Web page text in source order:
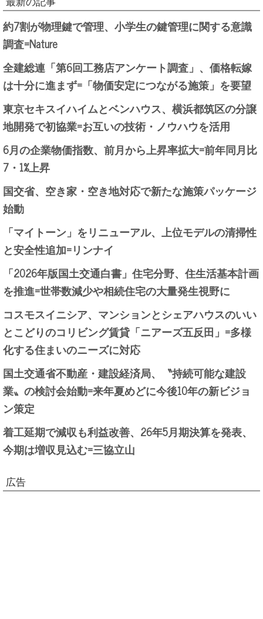
約7割が物理鍵で管理、小学生の鍵管理に関する意識
調査=Nature
全建総連「第6回工務店アンケート調査」、価格転嫁
は十分に進まず=「物価安定につながる施策」を要望
東京セキスイハイムとベンハウス、横浜都筑区の分譲
地開発で初協業=お互いの技術・ノウハウを活用
6月の企業物価指数、前月から上昇率拡大=前年同月比
7・1%上昇
国交省、空き家・空き地対応で新たな施策パッケージ
始動
「マイトーン」をリニューアル、上位モデルの清掃性
と安全性追加=リンナイ
「2026年版国土交通白書」住宅分野、住生活基本計画
を推進=世帯数減少や相続住宅の大量発生視野に
コスモスイニシア、マンションとシェアハウスのいい
とこどりのコリビング賃貸「ニアーズ五反田」=多様
化する住まいのニーズに対応
国土交通省不動産・建設経済局、〝持続可能な建設
業〟の検討会始動=来年夏めどに今後10年の新ビジョ
ン策定
着工延期で減収も利益改善、26年5月期決算を発表、
今期は増収見込む=三協立山
広告